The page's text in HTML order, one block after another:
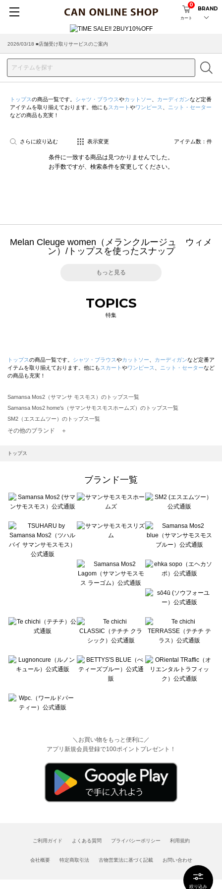
カート
0
BRAND
2026/03/18 ■店舗受け取りサービスのご案内
絞り込み
トップスの商品一覧です。 シャツ・ブラウスやカットソー カーディガンなど定番
アイテムを取り揃えております。他にも スカート やワンピース
ニット・セーター
などの商品も充実！
さらに絞り込む 表示変更 アイテム数： 件
条件に一致する商品は見つかりませんでした。
お手数ですが、検索条件を変更してください。
Melan Cleuge women（メランクルージュ ウィメ
ン）/トップスを使ったスナップ
もっと見る
TOPICS
特集
トップスの商品一覧です。 シャツ・ブラウスやカットソー カーディガンなど定番ア
イテムを取り揃えております。他にも スカート やワンピース ニット・セーターなど
の商品も充実！
Samansa Mos2（サマンサ モスモス）のトップス一覧
Samansa Mos2 home's（サマンサモスモスホームズ）のトップス一覧
SM2（エスエムツー）のトップス一覧
TSUHARU by Samansa Mos2（ツハルバイサマンサモスモス）のトップス一覧
Samansa Mos2 blue（サマンサモスモス ブルー）のトップス一覧
sō4ū（ソウフォーユー）のトップス一覧
Te chichi（テチチ）のトップス一覧
Te chichi CLASSIC（テチチ クラシック）のトップス一覧
Lugnoncure（ルノンキュール）のトップス一覧
BETTY'S BLUE（べティーズブルー）のトップス一覧
Wpc.（ワールドパーティー）のトップス一覧
その他のブランド ＋
トップス
ブランド一覧
＼お買い物をもっと便利に／
アプリ新規会員登録で100ポイントプレゼント！
ご利用ガイド よくある質問 プライバシーポリシー 利用規約
会社概要 特定商取引法 古物営業法に基づく記載 お問い合わせ